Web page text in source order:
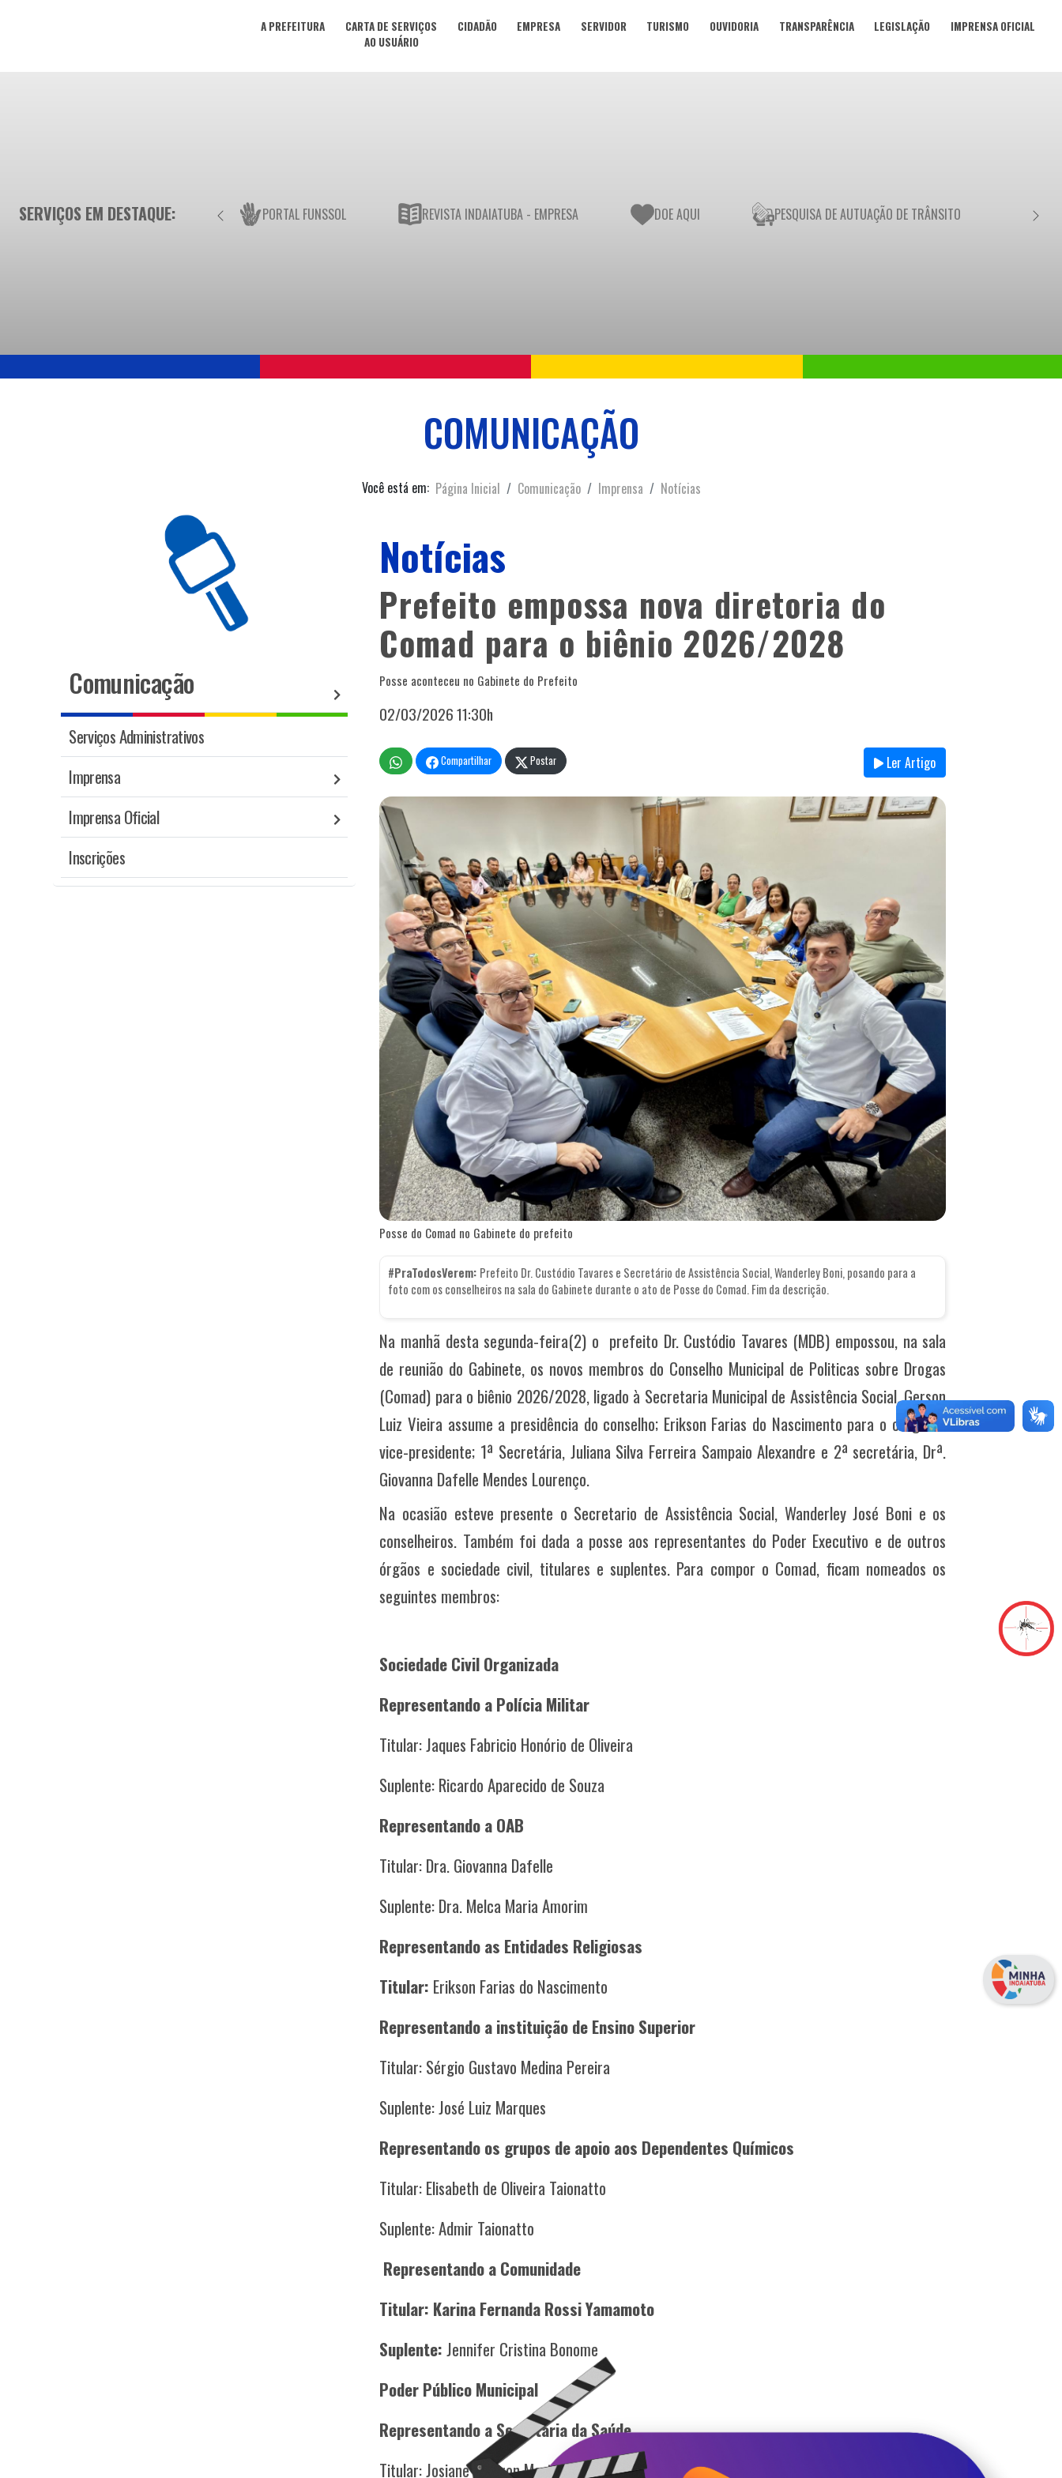
A PREFEITURA
CARTA DE SERVIÇOS
AO USUÁRIO
CIDADÃO EMPRESA SERVIDOR TURISMO OUVIDORIA TRANSPARÊNCIA LEGISLAÇÃO IMPRENSA OFICIAL
SERVIÇOS EM DESTAQUE: PORTAL FUNSSOL REVISTA INDAIATUBA - EMPRESA DOE AQUI PESQUISA DE AUTUAÇÃO DE TRÂNSITO
COMUNICAÇÃO
Você está em: Página Inicial Comunicação Imprensa Notícias
Comunicação
Serviços Administrativos
Imprensa
Imprensa Oficial
Inscrições
Notícias
Prefeito empossa nova diretoria do
Comad para o biênio 2026/2028
Posse aconteceu no Gabinete do Prefeito
02/03/2026 11:30h
Compartilhar Postar Ler Artigo
Posse do Comad no Gabinete do prefeito
#PraTodosVerem: Prefeito Dr. Custódio Tavares e Secretário de Assistência Social, Wanderley Boni, posando para a
foto com os conselheiros na sala do Gabinete durante o ato de Posse do Comad. Fim da descrição.
Na manhã desta segunda-feira(2) o prefeito Dr. Custódio Tavares (MDB) empossou, na sala
de reunião do Gabinete, os novos membros do Conselho Municipal de Politicas sobre Drogas
(Comad) para o biênio 2026/2028, ligado à Secretaria Municipal de Assistência Social. Gerson
Luiz Vieira assume a presidência do conselho; Erikson Farias do Nascimento para o cargo de
vice-presidente; 1ª Secretária, Juliana Silva Ferreira Sampaio Alexandre e 2ª secretária, Drª.
Giovanna Dafelle Mendes Lourenço.
Na ocasião esteve presente o Secretario de Assistência Social, Wanderley José Boni e os
conselheiros. Também foi dada a posse aos representantes do Poder Executivo e de outros
órgãos e sociedade civil, titulares e suplentes. Para compor o Comad, ficam nomeados os
seguintes membros:
Sociedade Civil Organizada
Representando a Polícia Militar
Titular:Jaques Fabricio Honório de Oliveira
Suplente: Ricardo Aparecido de Souza
Representando a OAB
Titular:Dra. Giovanna Dafelle
Suplente:Dra. Melca Maria Amorim
Representando as Entidades Religiosas
Titular: Erikson Farias do Nascimento
Representando a instituição de Ensino Superior
Titular: Sérgio Gustavo Medina Pereira
Suplente: José Luiz Marques
Representando os grupos de apoio aos Dependentes Químicos
Titular: Elisabeth de Oliveira Taionatto
Suplente:Admir Taionatto
Representando a Comunidade
Titular: Karina Fernanda Rossi Yamamoto
Suplente:Jennifer Cristina Bonome
Poder Público Municipal
Representando a Secretaria da Saúde
Titular: Josiane Favaron Martins